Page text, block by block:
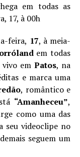
em todas as
17, à 00h
feira, 17, à meia-
em todas
vivo emPatos, na
e marca uma
, romântico e
“Amanheceu”,
como uma das
seu videoclipe no
seguem um